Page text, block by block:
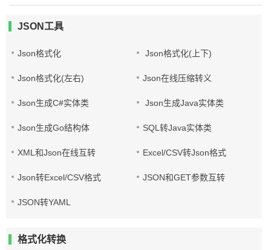
JSON工具
Json格式化 Json格式化(上下)
Json格式化(左右) Json在线压缩转义
Json生成C#实体类 Json生成Java实体类
Json生成Go结构体 SQL转Java实体类
XML和Json在线互转 Excel/CSV转Json格式
Json转Excel/CSV格式 JSON和GET参数互转
JSON转YAML
格式化转换